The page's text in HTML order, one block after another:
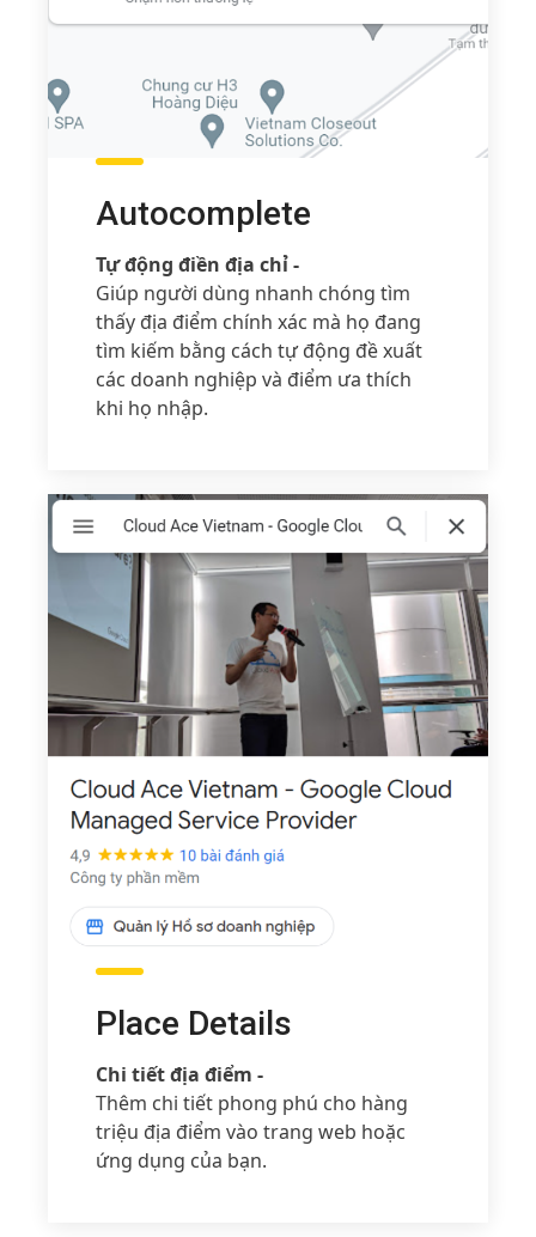
Autocomplete
Tự động điền địa chỉ -
Giúp người dùng nhanh chóng tìm
thấy địa điểm chính xác mà họ đang
tìm kiếm bằng cách tự động đề xuất
các doanh nghiệp và điểm ưa thích
khi họ nhập.
Place Details
Chi tiết địa điểm -
Thêm chi tiết phong phú cho hàng
triệu địa điểm vào trang web hoặc
ứng dụng của bạn.